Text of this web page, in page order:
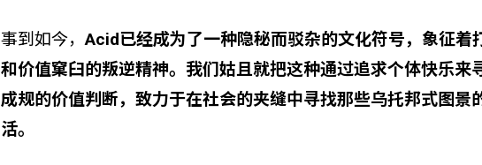
事到如今，Acid已经成为了一种隐秘而驳杂的文化符号，象征着
和价值窠臼的叛逆精神。 我们姑且就把这种通过追求个体快乐来
成规的价值判断，致力于在社会的夹缝中寻找那些乌托邦式图景
活。